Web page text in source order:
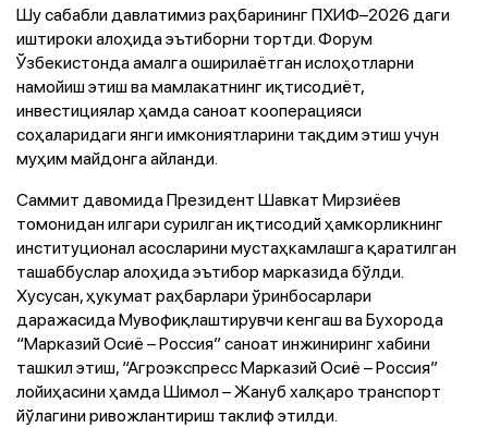
Шу сабабли давлатимиз раҳбарининг ПХИФ–2026 даги
иштироки алоҳида эътиборни тортди. Форум
Ўзбекистонда амалга оширилаётган ислоҳотларни
намойиш этиш ва мамлакатнинг иқтисодиёт,
инвестициялар ҳамда саноат кооперацияси
соҳаларидаги янги имкониятларини тақдим этиш учун
муҳим майдонга айланди.
Саммит давомида Президент Шавкат Мирзиёев
томонидан илгари сурилган иқтисодий ҳамкорликнинг
институционал асосларини мустаҳкамлашга қаратилган
ташаббуслар алоҳида эътибор марказида бўлди.
Хусусан, ҳукумат раҳбарлари ўринбосарлари
даражасида Мувофиқлаштирувчи кенгаш ва Бухорода
“Марказий Осиё – Россия” саноат инжиниринг хабини
ташкил этиш, “Агроэкспресс Марказий Осиё – Россия”
лойиҳасини ҳамда Шимол – Жануб халқаро транспорт
йўлагини ривожлантириш таклиф этилди.